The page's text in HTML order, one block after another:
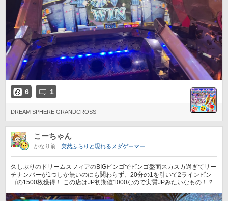
6 1
DREAM SPHERE GRANDCROSS
こーちゃん
かなり前 突然ふらりと現れるメダゲーマー
久しぶりのドリームスフィアのBIGビンゴでビンゴ盤面スカスカ過ぎてリー
チナンバーが1つしか無いのにも関わらず、20分の1を引いて2ラインビン
ゴの1500枚獲得！ この店はJP初期値1000なので実質JPみたいなもの！？